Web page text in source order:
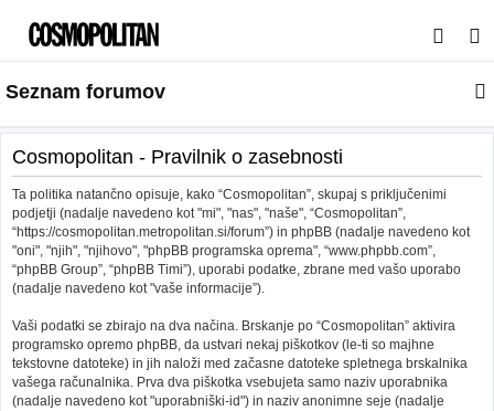
s
a
j
Seznam forumov
Cosmopolitan - Pravilnik o zasebnosti
Ta politika natančno opisuje, kako “Cosmopolitan”, skupaj s priključenimi
podjetji (nadalje navedeno kot "mi", "nas", "naše", “Cosmopolitan”,
“https://cosmopolitan.metropolitan.si/forum”) in phpBB (nadalje navedeno kot
"oni", "njih", "njihovo", "phpBB programska oprema", “www.phpbb.com”,
“phpBB Group”, “phpBB Timi”), uporabi podatke, zbrane med vašo uporabo
(nadalje navedeno kot "vaše informacije”).
Vaši podatki se zbirajo na dva načina. Brskanje po “Cosmopolitan” aktivira
programsko opremo phpBB, da ustvari nekaj piškotkov (le-ti so majhne
tekstovne datoteke) in jih naloži med začasne datoteke spletnega brskalnika
vašega računalnika. Prva dva piškotka vsebujeta samo naziv uporabnika
(nadalje navedeno kot "uporabniški-id") in naziv anonimne seje (nadalje